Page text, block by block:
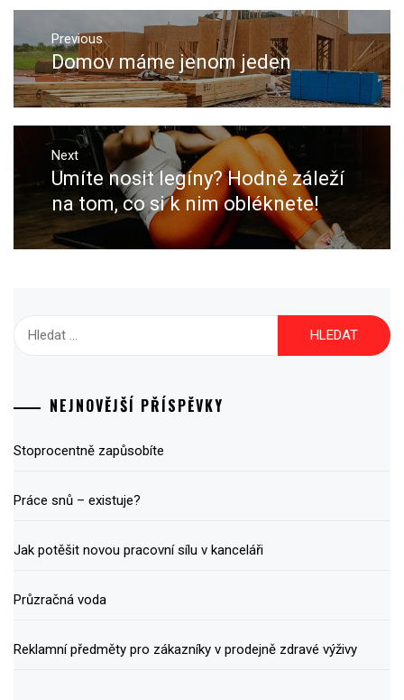
Navigace
pro
příspěvek
Previous
Previous
post:
Domov máme jenom jeden
Next
Next
post:
Umíte nosit legíny? Hodně záleží
na tom, co si k nim obléknete!
NEJNOVĚJŠÍ PŘÍSPĚVKY
Stoprocentně zapůsobíte
Práce snů – existuje?
Jak potěšit novou pracovní sílu v kanceláři
Průzračná voda
Reklamní předměty pro zákazníky v prodejně zdravé výživy